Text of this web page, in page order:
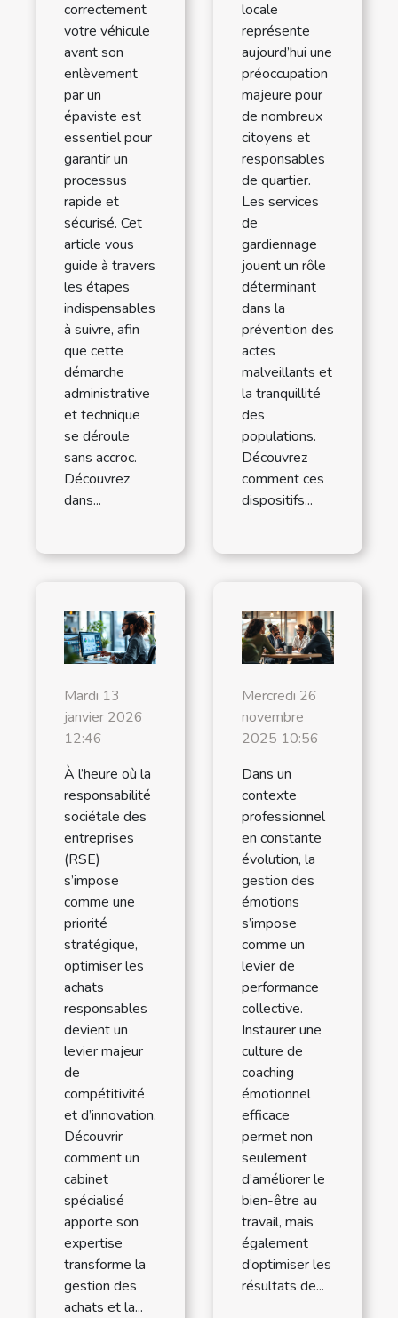
correctement
votre véhicule
avant son
enlèvement
par un
épaviste est
essentiel pour
garantir un
processus
rapide et
sécurisé. Cet
article vous
guide à travers
les étapes
indispensables
à suivre, afin
que cette
démarche
administrative
et technique
se déroule
sans accroc.
Découvrez
dans...
locale
représente
aujourd’hui une
préoccupation
majeure pour
de nombreux
citoyens et
responsables
de quartier.
Les services
de
gardiennage
jouent un rôle
déterminant
dans la
prévention des
actes
malveillants et
la tranquillité
des
populations.
Découvrez
comment ces
dispositifs...
Mardi 13
janvier 2026
12:46
À l’heure où la
responsabilité
sociétale des
entreprises
(RSE)
s’impose
comme une
priorité
stratégique,
optimiser les
achats
responsables
devient un
levier majeur
de
compétitivité
et d’innovation.
Découvrir
comment un
cabinet
spécialisé
apporte son
expertise
transforme la
gestion des
achats et la...
Mercredi 26
novembre
2025 10:56
Dans un
contexte
professionnel
en constante
évolution, la
gestion des
émotions
s’impose
comme un
levier de
performance
collective.
Instaurer une
culture de
coaching
émotionnel
efficace
permet non
seulement
d’améliorer le
bien-être au
travail, mais
également
d’optimiser les
résultats de...